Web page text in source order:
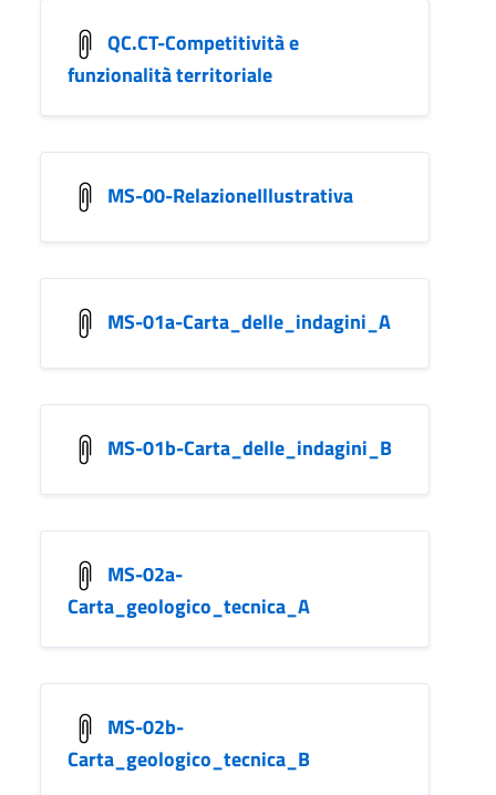
QC.CT-Competitività e
funzionalità territoriale
MS-00-RelazioneIllustrativa
MS-01a-Carta_delle_indagini_A
MS-01b-Carta_delle_indagini_B
MS-02a-
Carta_geologico_tecnica_A
MS-02b-
Carta_geologico_tecnica_B